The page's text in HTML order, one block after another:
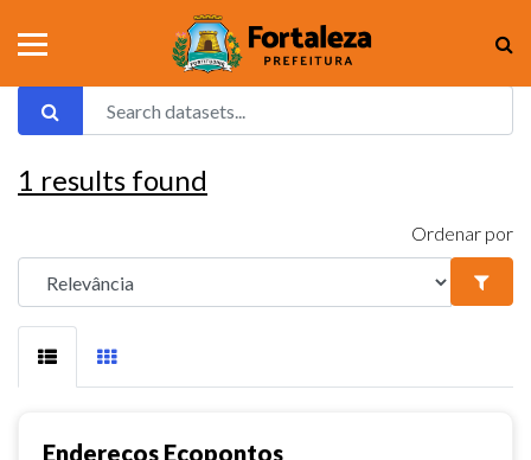
1 results found
Ordenar por
Endereços Ecopontos